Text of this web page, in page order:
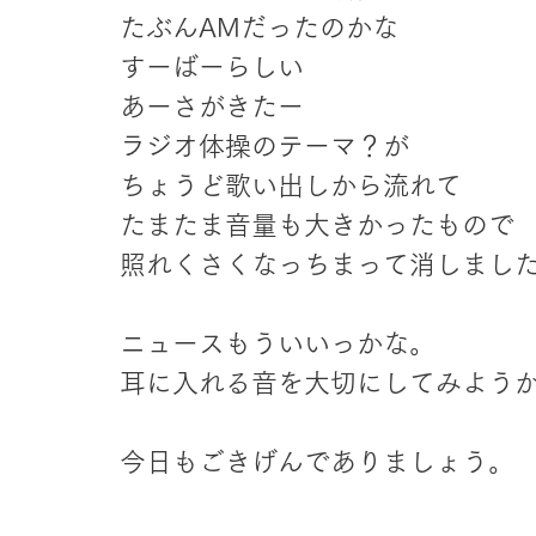
たぶんAMだったのかな
すーばーらしい
あーさがきたー
ラジオ体操のテーマ？が
ちょうど歌い出しから流れて
たまたま音量も大きかったもので
照れくさくなっちまって消しました
ニュースもういいっかな。
耳に入れる音を大切にしてみようか